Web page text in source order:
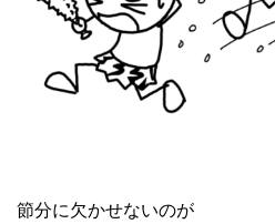
節分に欠かせないのが